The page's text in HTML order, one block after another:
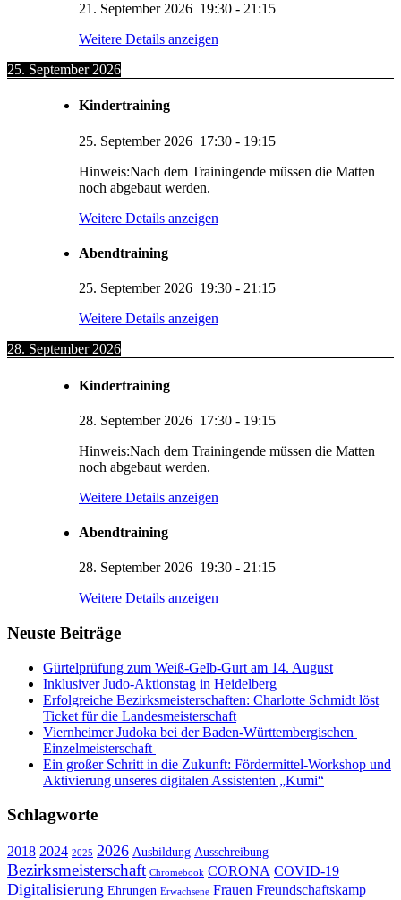
21. September 2026 19:30 - 21:15
Weitere Details anzeigen
25. September 2026
Kindertraining
25. September 2026 17:30 - 19:15
Hinweis:Nach dem Trainingende müssen die Matten
noch abgebaut werden.
Weitere Details anzeigen
Abendtraining
25. September 2026 19:30 - 21:15
Weitere Details anzeigen
28. September 2026
Kindertraining
28. September 2026 17:30 - 19:15
Hinweis:Nach dem Trainingende müssen die Matten
noch abgebaut werden.
Weitere Details anzeigen
Abendtraining
28. September 2026 19:30 - 21:15
Weitere Details anzeigen
Neuste Beiträge
Gürtelprüfung zum Weiß-Gelb-Gurt am 14. August
Inklusiver Judo-Aktionstag in Heidelberg
Erfolgreiche Bezirksmeisterschaften: Charlotte Schmidt löst
Ticket für die Landesmeisterschaft
Viernheimer Judoka bei der Baden-Württembergischen
Einzelmeisterschaft
Ein großer Schritt in die Zukunft: Fördermittel-Workshop und
Aktivierung unseres digitalen Assistenten „Kumi“
Schlagworte
2018 2024 2025 2026 Ausbildung Ausschreibung
Bezirksmeisterschaft Chromebook CORONA COVID-19
Digitalisierung Ehrungen Erwachsene Frauen Freundschaftskamp
KUMI – Dein KI-Assistent
1. Viernheimer Judo-Club e.V.